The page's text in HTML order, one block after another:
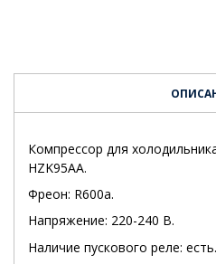
Компрессор для
HZK95AA.
Фреон: R600а.
Напряжение: 220-240 В.
Наличие пускового реле: есть.